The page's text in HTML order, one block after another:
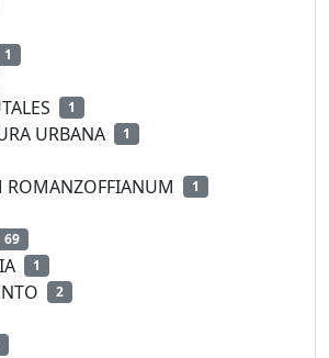
1
1
URBANA 1
ROMANZOFFIANUM 1
69
1
2